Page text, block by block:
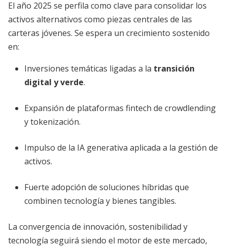
El año 2025 se perfila como clave para consolidar los
activos alternativos como piezas centrales de las
carteras jóvenes. Se espera un crecimiento sostenido
en:
Inversiones temáticas ligadas a la transición
digital y verde.
Expansión de plataformas fintech de crowdlending
y tokenización.
Impulso de la IA generativa aplicada a la gestión de
activos.
Fuerte adopción de soluciones híbridas que
combinen tecnología y bienes tangibles.
La convergencia de innovación, sostenibilidad y
tecnología seguirá siendo el motor de este mercado,